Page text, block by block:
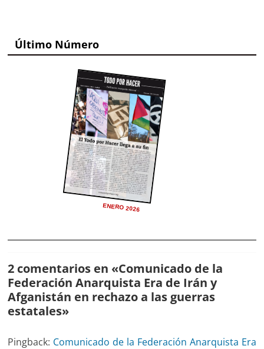
Último Número
ENERO 2026
2 comentarios en «Comunicado de la
Federación Anarquista Era de Irán y
Afganistán en rechazo a las guerras
estatales»
Pingback: Comunicado de la Federación Anarquista Era